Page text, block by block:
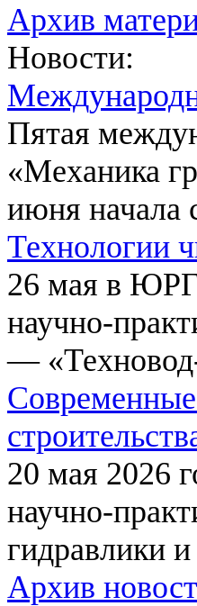
Архив
Новости:
Пятая
«Механика
июня начала
Технологии
26 мая в
научно-
—
20 мая 2026
научно-
гидравлики и
Архив